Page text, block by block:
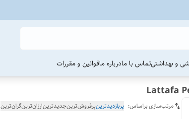
و بهداشتیتماس با مادرباره ماقوانین و مقررات
Lattafa
مرتب‌سازی براساس: پربازدیدترینپرفروش‌ترینجدیدترینارزان‌ترینگران‌ترین